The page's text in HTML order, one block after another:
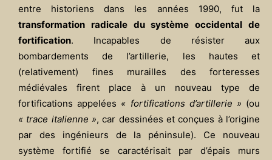
entre historiens dans les années 1990, fut la
transformation radicale du système occidental de
fortification. Incapables de résister aux
bombardements de l’artillerie, les hautes et
(relativement) fines murailles des forteresses
médiévales firent place à un nouveau type de
fortifications appelées « fortifications d’artillerie » (ou
« trace italienne », car dessinées et conçues à l’origine
par des ingénieurs de la péninsule). Ce nouveau
système fortifié se caractérisait par d’épais murs